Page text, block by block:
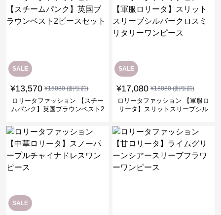
SALE
¥13,570 ¥15080(割引前)
ロリータファッション 【スチー
ムパンク】英国ブラウンベスト2
SALE
¥17,080 ¥18080(割引前)
ロリータファッション 【軍服ロ
リータ】スリットスリーブシル
SALE